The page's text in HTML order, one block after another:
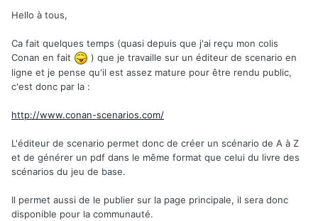
Hello à tous,
Ca fait quelques temps (quasi depuis que j'ai reçu mon colis
Conan en fait
) que je travaille sur un éditeur de scenario en
ligne et je pense qu'il est assez mature pour être rendu public,
c'est donc par la :
http://www.conan-scenarios.com/
L'éditeur de scenario permet donc de créer un scénario de A à Z
et de générer un pdf dans le même format que celui du livre des
scénarios du jeu de base.
Il permet aussi de le publier sur la page principale, il sera donc
disponible pour la communauté.